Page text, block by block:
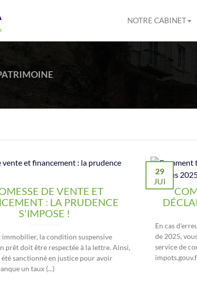
NOTRE CABINET
DE VENTE ET
: LA PRUDENCE
S'IMPOSE !
immobilier, la condition suspensive
prêt doit être respectée à la lettre. Ainsi,
été sanctionné en justice pour avoir
un taux (...)
29
JUI
En cas
de 2025,
service de